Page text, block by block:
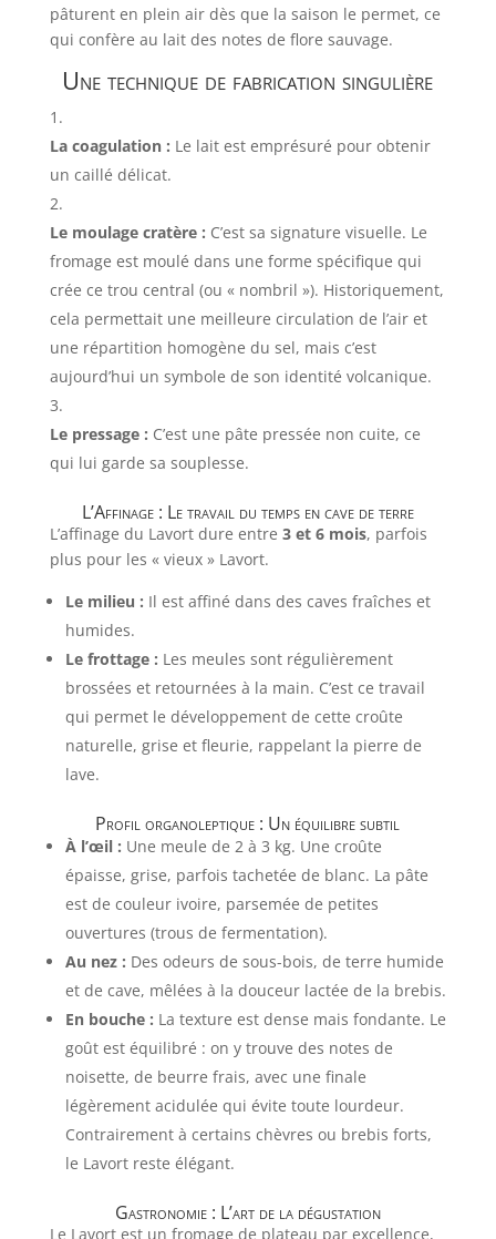
pâturent en plein air dès que la saison le permet, ce
qui confère au lait des notes de flore sauvage.
Une technique de fabrication singulière
La coagulation : Le lait est emprésuré pour obtenir
un caillé délicat.
Le moulage cratère : C’est sa signature visuelle. Le
fromage est moulé dans une forme spécifique qui
crée ce trou central (ou « nombril »). Historiquement,
cela permettait une meilleure circulation de l’air et
une répartition homogène du sel, mais c’est
aujourd’hui un symbole de son identité volcanique.
Le pressage : C’est une pâte pressée non cuite, ce
qui lui garde sa souplesse.
L’Affinage : Le travail du temps en cave de terre
L’affinage du Lavort dure entre 3 et 6 mois, parfois
plus pour les « vieux » Lavort.
Le milieu : Il est affiné dans des caves fraîches et
humides.
Le frottage : Les meules sont régulièrement
brossées et retournées à la main. C’est ce travail
qui permet le développement de cette croûte
naturelle, grise et fleurie, rappelant la pierre de
lave.
Profil organoleptique : Un équilibre subtil
À l’œil : Une meule de 2 à 3 kg. Une croûte
épaisse, grise, parfois tachetée de blanc. La pâte
est de couleur ivoire, parsemée de petites
ouvertures (trous de fermentation).
Au nez : Des odeurs de sous-bois, de terre humide
et de cave, mêlées à la douceur lactée de la brebis.
En bouche : La texture est dense mais fondante. Le
goût est équilibré : on y trouve des notes de
noisette, de beurre frais, avec une finale
légèrement acidulée qui évite toute lourdeur.
Contrairement à certains chèvres ou brebis forts,
le Lavort reste élégant.
Gastronomie : L’art de la dégustation
Le Lavort est un fromage de plateau par excellence,